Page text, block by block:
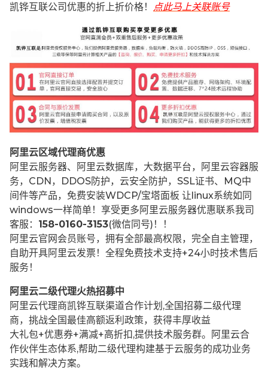
凯铧互联公司优惠的折上折价格！
点此马上关联账号
阿里云区域代理商优惠
阿里云服务器、阿里云数据库，大数据平台，阿里云容器服
务，CDN，DDOS防护，云安全防护，SSL证书、MQ中
间件等产品，免费安装WDCP/宝塔面板 让 linux系统如同
windows一样简单！享受更多阿里云服务器优惠联系我司
客服： 158-0160-3153(微信同号)！！
阿里云官网会员账号，拥有全部最高权限，完全自主管理，
自助开具阿里云发票！全程免费技术支持+24小时技术售后
服务！
阿里云二级代理火热招募中
阿里云代理商凯铧互联渠道合作计划,全国招募二级代理
商，挑战全国最佳高额返利政策，获得丰厚收益
大礼包+优惠券+满减+高折扣,提供技术服务群。阿里云合
作伙伴生态体系,帮助二级代理构建基于云服务的成功业务
实践和解决方案。